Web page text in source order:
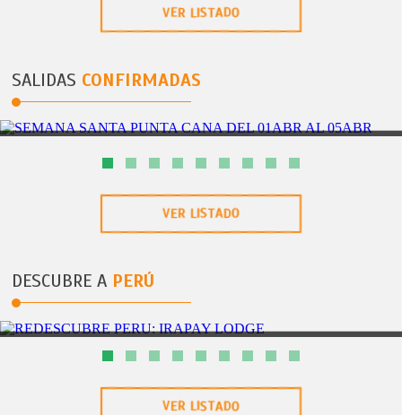
VER LISTADO
SALIDAS CONFIRMADAS
VER LISTADO
DESCUBRE A PERÚ
VER LISTADO